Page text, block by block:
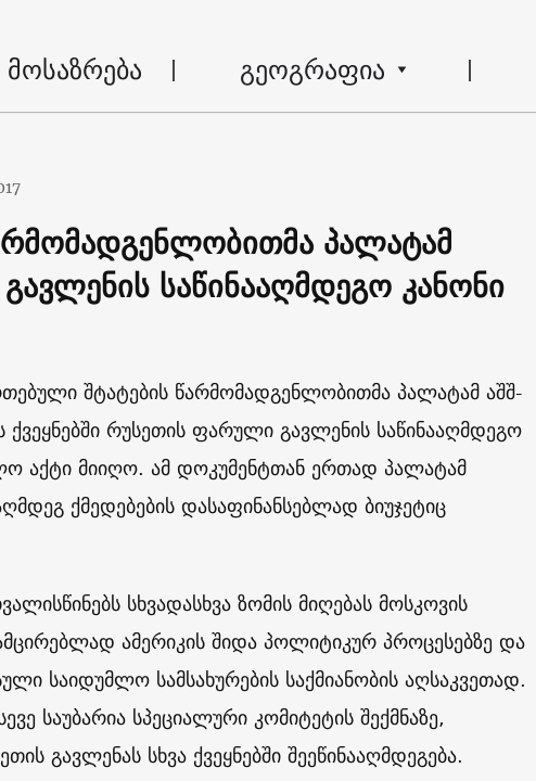
მოსაზრება გეოგრაფია
პალატამ
საწინააღმდეგო კანონი
შტატების წარმომადგენლობითმა პალატამ აშშ-
ქვეყნებში რუსეთის ფარული გავლენის საწინააღმდეგო
აქტი მიიღო. ამ დოკუმენტთან ერთად პალატამ
ქმედებების დასაფინანსებლად ბიუჯეტიც
სხვადასხვა ზომის მიღებას მოსკოვის
ამერიკის შიდა პოლიტიკურ პროცესებზე და
საიდუმლო სამსახურების საქმიანობის აღსაკვეთად.
საუბარია სპეციალური კომიტეტის შექმნაზე,
გავლენას სხვა ქვეყნებში შეეწინააღმდეგება.